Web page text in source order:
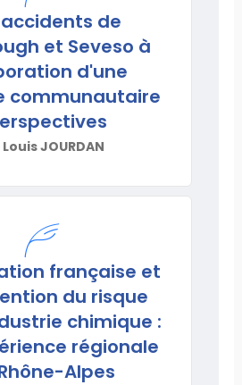
accidents de
et Seveso à
d'une
communautaire
Louis JOURDAN
française et
du risque
chimique :
régionale
Alpes